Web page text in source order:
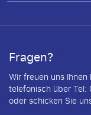
Fragen?
Wir freuen uns
telefonisch über Tel:
oder schicken Sie